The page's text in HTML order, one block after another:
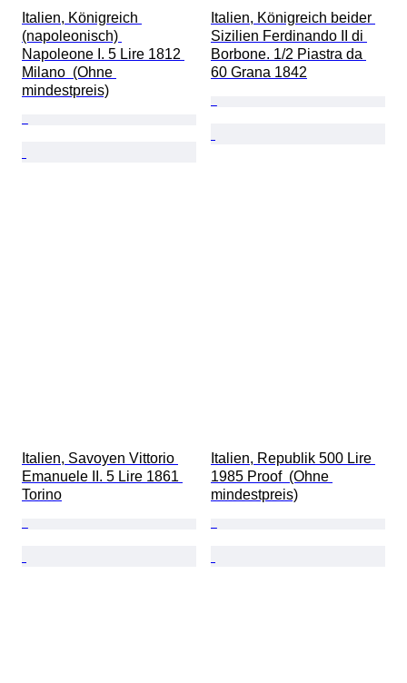
Italien, Königreich
(napoleonisch)
Napoleone I. 5 Lire 1812
Milano  (Ohne
mindestpreis)
Italien, Königreich beider
Sizilien Ferdinando II di
Borbone. 1/2 Piastra da
60 Grana 1842
Italien, Savoyen Vittorio
Emanuele II. 5 Lire 1861
Torino
Italien, Republik 500 Lire
1985 Proof  (Ohne
mindestpreis)